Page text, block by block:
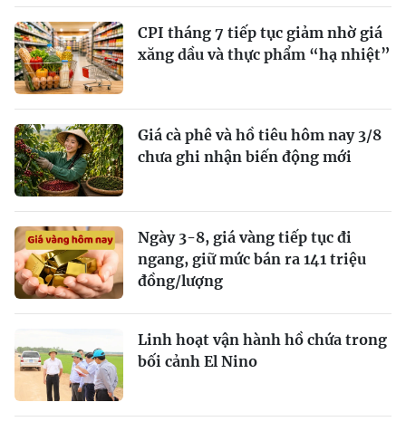
CPI tháng 7 tiếp tục giảm nhờ giá
xăng dầu và thực phẩm “hạ nhiệt”
Giá cà phê và hồ tiêu hôm nay 3/8
chưa ghi nhận biến động mới
Ngày 3-8, giá vàng tiếp tục đi
ngang, giữ mức bán ra 141 triệu
đồng/lượng
Linh hoạt vận hành hồ chứa trong
bối cảnh El Nino